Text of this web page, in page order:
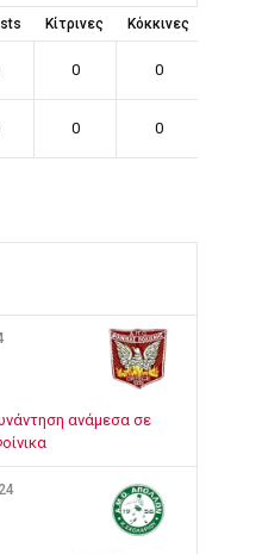
Κίτρινες Κόκκινες
0 0
0 0
ανάμεσα σε